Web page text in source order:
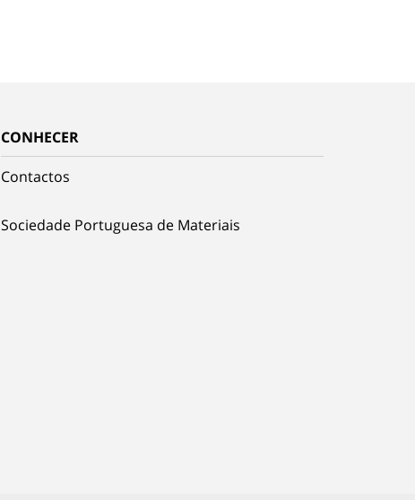
CONHECER
Contactos
Sociedade Portuguesa de Materiais